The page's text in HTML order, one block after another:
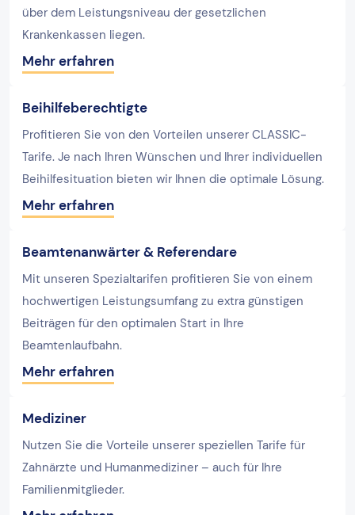
über dem Leistungsniveau der gesetzlichen
Krankenkassen liegen.
Mehr erfahren
Beihilfeberechtigte
Profitieren Sie von den Vorteilen unserer CLASSIC-
Tarife. Je nach Ihren Wünschen und Ihrer individuellen
Beihilfesituation bieten wir Ihnen die optimale Lösung.
Mehr erfahren
Beamtenanwärter & Referendare
Mit unseren Spezialtarifen profitieren Sie von einem
hochwertigen Leistungsumfang zu extra günstigen
Beiträgen für den optimalen Start in Ihre
Beamtenlaufbahn.
Mehr erfahren
Mediziner
Nutzen Sie die Vorteile unserer speziellen Tarife für
Zahnärzte und Humanmediziner – auch für Ihre
Familienmitglieder.